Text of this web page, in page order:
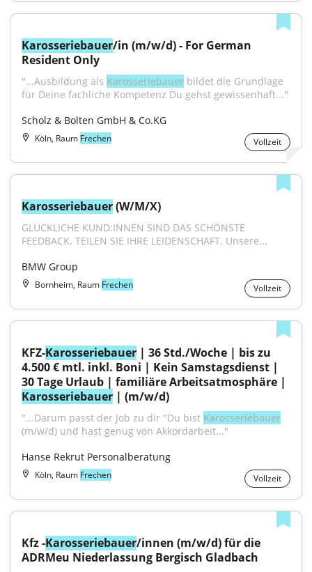
Karosseriebauer/in (m/w/d) - For German
Resident Only
"...Ausbildung als Karosseriebauer bildet die Grundlage
für Deine fachliche Kompetenz Du gehst gewissenhaft..."
Scholz & Bolten GmbH & Co.KG
Köln, Raum Frechen Vollzeit
Karosseriebauer (W/M/X)
GLÜCKLICHE KUND:INNEN SIND DAS SCHÖNSTE
FEEDBACK. TEILEN SIE IHRE LEIDENSCHAFT. Unsere...
BMW Group
Bornheim, Raum Frechen Vollzeit
KFZ-Karosseriebauer | 36 Std./Woche | bis zu
4.500 € mtl. inkl. Boni | Kein Samstagsdienst |
Karosseriebauer | (m/w/d)
"...Darum passt der Job zu dir "Du bist Karosseriebauer
(m/w/d) und hast genug von Akkordarbeit..."
Hanse Rekrut Personalberatung
Köln, Raum Frechen Vollzeit
Kfz -Karosseriebauer/innen (m/w/d) für die
ADRMeu Niederlassung Bergisch Gladbach